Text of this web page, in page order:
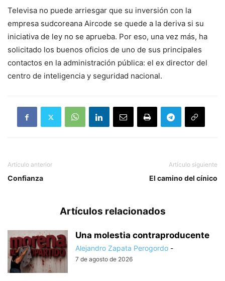
Televisa no puede arriesgar que su inversión con la
empresa sudcoreana Aircode se quede a la deriva si su
iniciativa de ley no se aprueba. Por eso, una vez más, ha
solicitado los buenos oficios de uno de sus principales
contactos en la administración pública: el ex director del
centro de inteligencia y seguridad nacional.
Artículo anterior
Confianza
Artículo siguiente
El camino del cínico
Artículos relacionados
Una molestia contraproducente
Alejandro Zapata Perogordo -
7 de agosto de 2026